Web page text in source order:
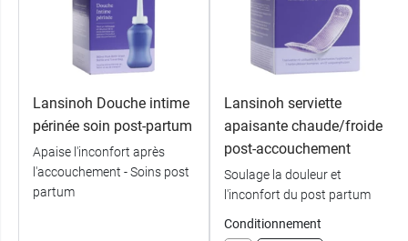
Lansinoh Douche intime
périnée soin post-partum
Apaise l'inconfort après
l'accouchement - Soins post
partum
Lansinoh serviette
apaisante chaude/froide
post-accouchement
Soulage la douleur et
l'inconfort du post partum
Conditionnement